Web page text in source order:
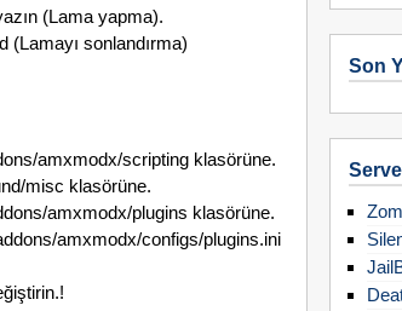
(Lama yapma).
sonlandırma)
amxmodx/scripting klasörüne.
misc klasörüne.
amxmodx/plugins klasörüne.
amxmodx/configs/plugins.ini
Son